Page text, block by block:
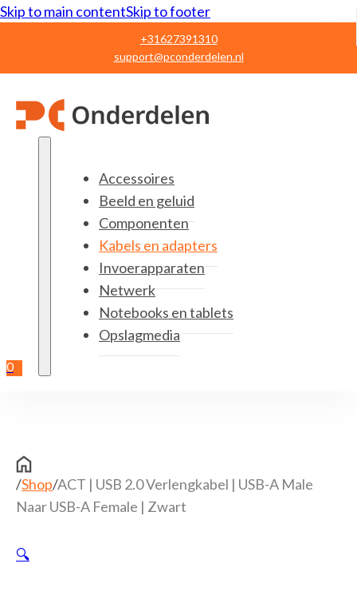
Skip to main contentSkip to footer
+31627391310
support@pconderdelen.nl
0
Accessoires
Beeld en geluid
Componenten
Kabels en adapters
Invoerapparaten
Netwerk
Notebooks en tablets
Opslagmedia
/Shop/ACT | USB 2.0 Verlengkabel | USB-A Male
Naar USB-A Female | Zwart
🔍